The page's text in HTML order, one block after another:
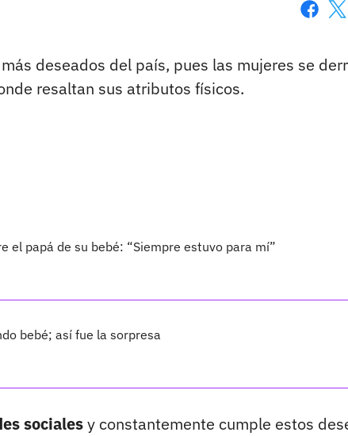
deseados del país, pues las mujeres se
resaltan sus atributos físicos.
el papá de su bebé: “Siempre estuvo para mí”
bebé; así fue la sorpresa
socialesy constantemente cumple estos